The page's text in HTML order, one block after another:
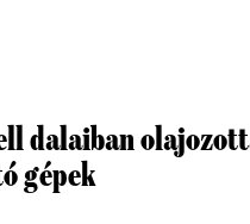
dalaiban
gépek